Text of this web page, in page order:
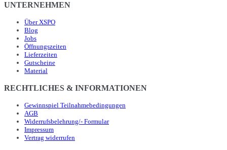
UNTERNEHMEN
Über XSPO
Blog
Jobs
Öffnungszeiten
Lieferzeiten
Gutscheine
Material
RECHTLICHES & INFORMATIONEN
Gewinnspiel Teilnahmebedingungen
AGB
Widerrufsbelehrung/- Formular
Impressum
Vertrag widerrufen